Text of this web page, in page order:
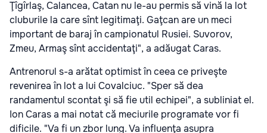
Ţîgîrlaş, Calancea, Catan nu le-au permis să vină la lot
cluburile la care sînt legitimaţi. Gaţcan are un meci
important de baraj în campionatul Rusiei. Suvorov,
Zmeu, Armaş sînt accidentaţi", a adăugat Caras.
Antrenorul s-a arătat optimist în ceea ce priveşte
revenirea în lot a lui Covalciuc. "Sper să dea
randamentul scontat şi să fie util echipei", a subliniat el.
Ion Caras a mai notat că meciurile programate vor fi
dificile. "Va fi un zbor lung. Va influenţa asupra